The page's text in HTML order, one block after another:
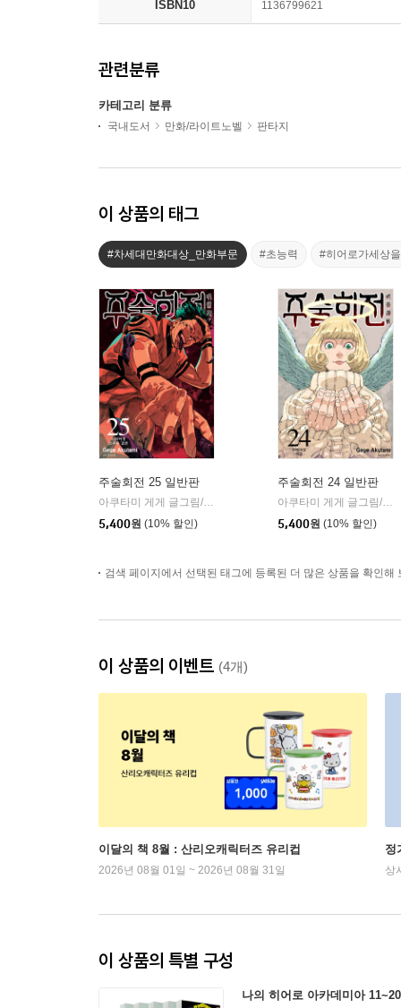
ISBN10 1136799621
관련분류
카테고리 분류
국내도서 만화/라이트노벨 판타지
이 상품의 태그
#차세대만화대상_만화부문 #초능력 #히어로가세상
주술회전 25 일반판
아쿠타미 게게 글그림/이정운 역
서울미디어코믹스(서울문화
5,400원 (10% 할인)
주술회전 24 일반판
아쿠타미 게게 글그림/이정운 역
5,400원 (10% 할인)
검색 페이지에서 선택된 태그에 등록된 더 많은 상품을 확인해
이 상품의 이벤트 (4개)
이달의 책 8월 : 산리오캐릭터즈 유리컵
2026년 08월 01일 ~ 2026년 08월 31일
정
상
이 상품의 특별 구성
나의 히어로 아카데미아